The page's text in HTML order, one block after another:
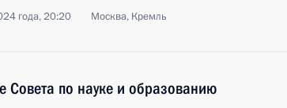
года, 20:20 Москва, Кремль
Совета по науке и образованию